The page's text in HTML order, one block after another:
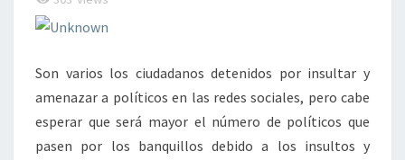
Son varios los ciudadanos detenidos por insultar y
amenazar a políticos en las redes sociales, pero cabe
esperar que será mayor el número de políticos que
pasen por los banquillos debido a los insultos y